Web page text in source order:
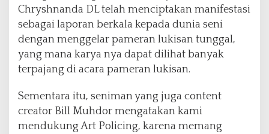
Chryshnanda DL telah menciptakan manifestasi
sebagai laporan berkala kepada dunia seni
dengan menggelar pameran lukisan tunggal,
yang mana karya nya dapat dilihat banyak
terpajang di acara pameran lukisan.
Sementara itu, seniman yang juga content
creator Bill Muhdor mengatakan kami
mendukung Art Policing, karena memang